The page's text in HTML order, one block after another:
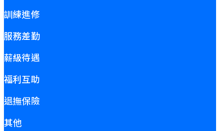
訓練進修
服務差勤
薪級待遇
福利互助
退撫保險
其他